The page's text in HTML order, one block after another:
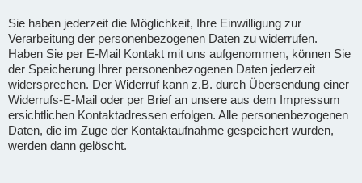
Sie haben jederzeit die Möglichkeit, Ihre Einwilligung zur
Verarbeitung der personenbezogenen Daten zu widerrufen.
Haben Sie per E-Mail Kontakt mit uns aufgenommen, können Sie
der Speicherung Ihrer personenbezogenen Daten jederzeit
widersprechen. Der Widerruf kann z.B. durch Übersendung einer
Widerrufs-E-Mail oder per Brief an unsere aus dem Impressum
ersichtlichen Kontaktadressen erfolgen. Alle personenbezogenen
Daten, die im Zuge der Kontaktaufnahme gespeichert wurden,
werden dann gelöscht.